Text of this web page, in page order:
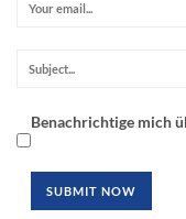
Benachrichtige mich